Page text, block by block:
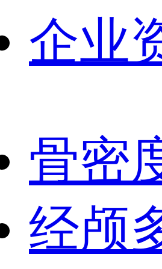
企业
骨密
经颅